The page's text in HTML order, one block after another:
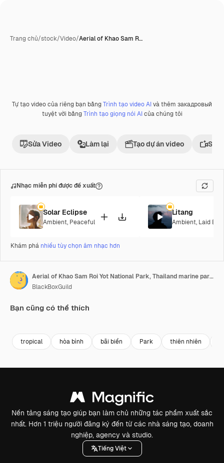
Trang chủ/stock/Video/Aerial of Khao Sam R…
Phần thưởng
Tự tạo video của riêng bạn bằngTrình tạo video AIvà thêm закадровый
tuyệt vời bằngTrình tạo giọng nói AIcủa chúng tôi
Sửa Video Làm lại Tạo dự án video Sử
Nhạc miễn phí được đề xuất
Solar Eclipse
Ambient, Peaceful
Litang
Ambient, Laid
Khám phá nhiều tùy chọn âm nhạc hơn
Aerial of Khao Sam Roi Yot National Park, Thailand marine park drone above scenic limestone mountain and beach , Hua Hin travel destination
BlackBoxGuild
Bạn cũng có thể thích
tropical hòa bình bãi biển Park thiên nhiên
Nền tảng sáng tạo giúp bạn làm chủ những tác phẩm xuất sắc
nhất. Hơn 1 triệu người đăng ký đến từ các nhà sáng tạo, doanh
nghiệp, agency và studio.
Tiếng Việt